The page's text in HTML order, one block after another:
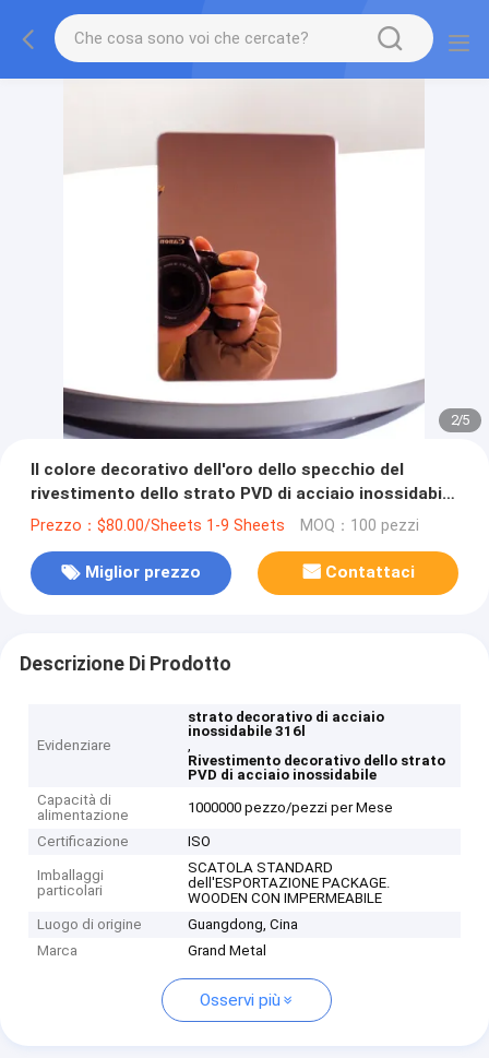
2/5
Il colore decorativo dell'oro dello specchio del
rivestimento dello strato PVD di acciaio inossidabile
316l ha placcato
Prezzo：$80.00/Sheets 1-9 Sheets MOQ：100 pezzi
Miglior prezzo Contattaci
Descrizione Di Prodotto
Evidenziare
strato decorativo di acciaio
inossidabile 316l
,
Rivestimento decorativo dello strato
PVD di acciaio inossidabile
Capacità di
alimentazione
1000000 pezzo/pezzi per Mese
Certificazione ISO
Imballaggi
particolari
SCATOLA STANDARD
dell'ESPORTAZIONE PACKAGE.
WOODEN CON IMPERMEABILE
Luogo di origine
Guangdong, Cina
Marca
Grand Metal
Osservi più